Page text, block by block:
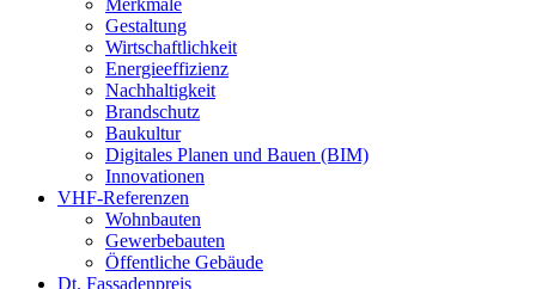
Merkmale
Gestaltung
Wirtschaftlichkeit
Energieeffizienz
Nachhaltigkeit
Brandschutz
Baukultur
Digitales Planen und Bauen (BIM)
Innovationen
VHF-Referenzen
Wohnbauten
Gewerbebauten
Öffentliche Gebäude
Dt. Fassadenpreis